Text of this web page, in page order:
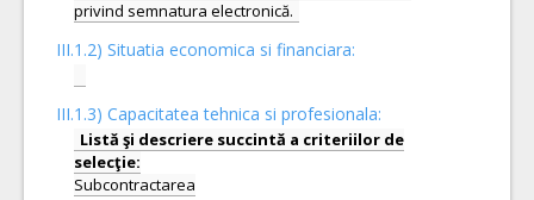
III.1.2) Situatia economica si financiara:
III.1.3) Capacitatea tehnica si profesionala:
Listă şi descriere succintă a criteriilor de
Subcontractarea